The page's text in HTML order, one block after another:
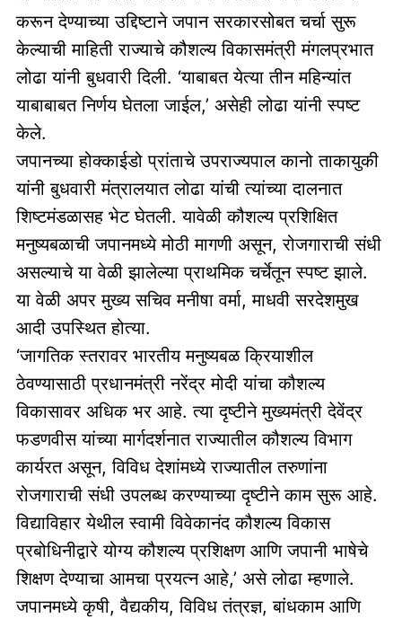
करून देण्याच्या उद्दिष्टाने जपान सरकारसोबत चर्चा सुरू
केल्याची माहिती राज्याचे कौशल्य विकासमंत्री मंगलप्रभात
लोढा यांनी बुधवारी दिली. ‘याबाबत येत्या तीन महिन्यांत
याबाबाबत निर्णय घेतला जाईल,’ असेही लोढा यांनी स्पष्ट
केले.
जपानच्या होक्काईडो प्रांताचे उपराज्यपाल कानो ताकायुकी
यांनी बुधवारी मंत्रालयात लोढा यांची त्यांच्या दालनात
शिष्टमंडळासह भेट घेतली. यावेळी कौशल्य प्रशिक्षित
मनुष्यबळाची जपानमध्ये मोठी मागणी असून, रोजगाराची संधी
असल्याचे या वेळी झालेल्या प्राथमिक चर्चेतून स्पष्ट झाले.
या वेळी अपर मुख्य सचिव मनीषा वर्मा, माधवी सरदेशमुख
आदी उपस्थित होत्या.
‘जागतिक स्तरावर भारतीय मनुष्यबळ क्रियाशील
ठेवण्यासाठी प्रधानमंत्री नरेंद्र मोदी यांचा कौशल्य
विकासावर अधिक भर आहे. त्या दृष्टीने मुख्यमंत्री देवेंद्र
फडणवीस यांच्या मार्गदर्शनात राज्यातील कौशल्य विभाग
कार्यरत असून, विविध देशांमध्ये राज्यातील तरुणांना
रोजगाराची संधी उपलब्ध करण्याच्या दृष्टीने काम सुरू आहे.
विद्याविहार येथील स्वामी विवेकानंद कौशल्य विकास
प्रबोधिनीद्वारे योग्य कौशल्य प्रशिक्षण आणि जपानी भाषेचे
शिक्षण देण्याचा आमचा प्रयत्न आहे,’ असे लोढा म्हणाले.
जपानमध्ये कृषी, वैद्यकीय, विविध तंत्रज्ञ, बांधकाम आणि